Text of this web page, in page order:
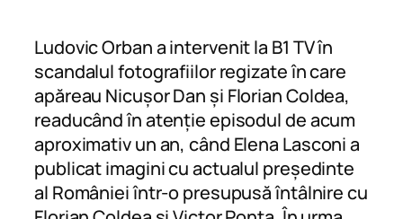
Ludovic Orban a intervenit la B1 TV în
scandalul fotografiilor regizate în care
apăreau Nicușor Dan și Florian Coldea,
readucând în atenție episodul de acum
aproximativ un an, când Elena Lasconi a
publicat imagini cu actualul președinte
al României într-o presupusă întâlnire cu